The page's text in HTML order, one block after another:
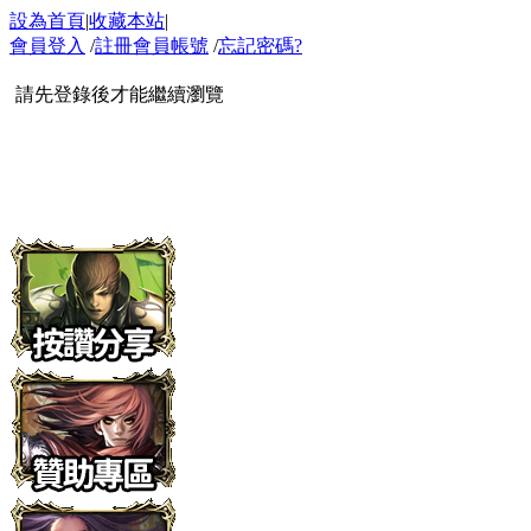
設為首頁|收藏本站|
會員登入 /註冊會員帳號 /忘記密碼?
請先登錄後才能繼續瀏覽